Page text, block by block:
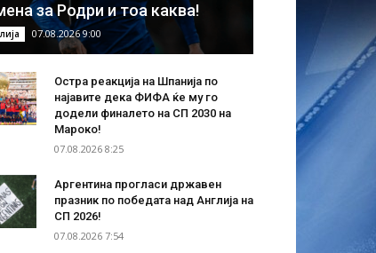
за Родри и тоа каква!
07.08.2026 9:00
Остра реакција на Шпанија по
најавите дека ФИФА ќе му го
додели финалето на СП 2030 на
Мароко!
07.08.2026 8:25
Аргентина прогласи државен
празник по победата над Англија на
СП 2026!
07.08.2026 7:54